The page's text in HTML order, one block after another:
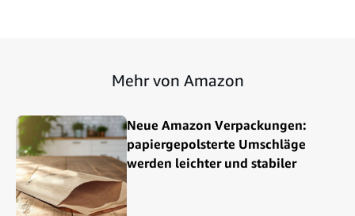
Mehr von Amazon
Neue Amazon Verpackungen:
papiergepolsterte Umschläge
werden leichter und stabiler